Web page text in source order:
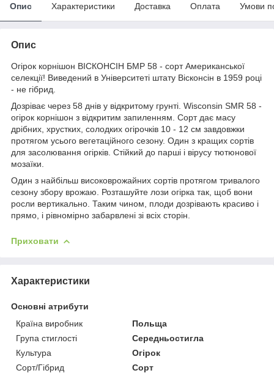
Опис Характеристики Доставка Оплата Умови
Опис
Огірок корнішон ВІСКОНСІН БМР 58 - сорт Американської
селекції! Виведений в Університеті штату Вісконсін в 1959 році
- не гібрид.
Дозріває через 58 днів у відкритому грунті. Wisconsin SMR 58 -
огірок корнішон з відкритим запиленням. Сорт дає масу
дрібних, хрустких, солодких огірочків 10 - 12 см завдовжки
протягом усього вегетаційного сезону. Один з кращих сортів
для засолювання огірків. Стійкий до парші і вірусу тютюнової
мозаїки.
Один з найбільш високоврожайних сортів протягом тривалого
сезону збору врожаю. Розташуйте лози огірка так, щоб вони
росли вертикально. Таким чином, плоди дозрівають красиво і
прямо, і рівномірно забарвлені зі всіх сторін.
Приховати
Характеристики
Основні атрибути
Країна виробник
Польща
Група стиглості
Середньостигла
Культура
Огірок
Сорт/Гібрид
Сорт